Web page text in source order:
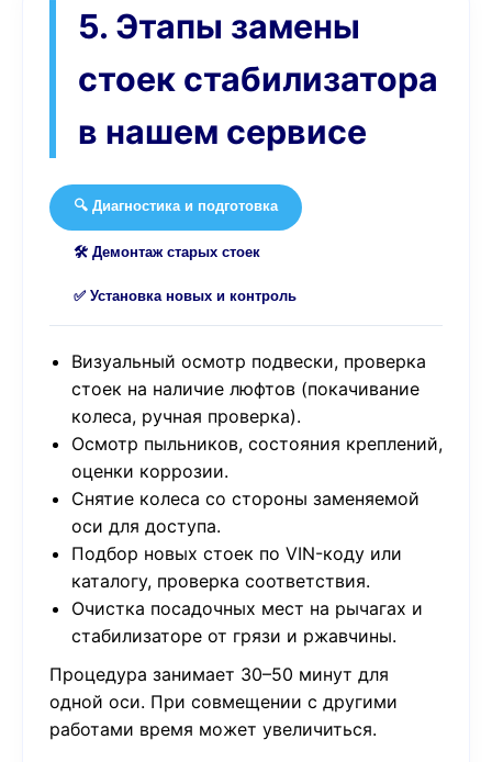
5. Этапы замены
стоек стабилизатора
в нашем сервисе
🔍 Диагностика и подготовка
🛠️ Демонтаж старых стоек
✅ Установка новых и контроль
Визуальный осмотр подвески, проверка
стоек на наличие люфтов (покачивание
колеса, ручная проверка).
Осмотр пыльников, состояния креплений,
оценки коррозии.
Снятие колеса со стороны заменяемой
оси для доступа.
Подбор новых стоек по VIN-коду или
каталогу, проверка соответствия.
Очистка посадочных мест на рычагах и
стабилизаторе от грязи и ржавчины.
Процедура занимает 30–50 минут для
одной оси. При совмещении с другими
работами время может увеличиться.